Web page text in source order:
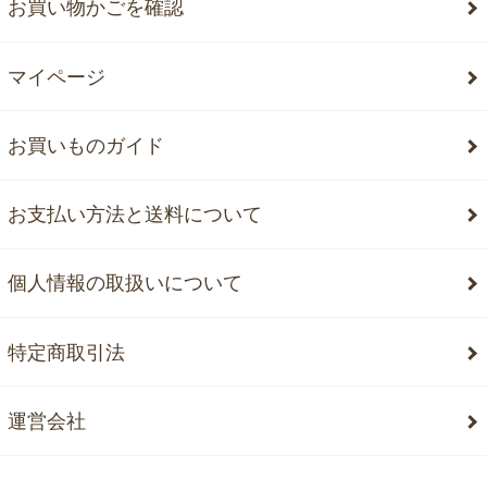
お買い物かごを確認
マイページ
お買いものガイド
お支払い方法と送料について
個人情報の取扱いについて
特定商取引法
運営会社